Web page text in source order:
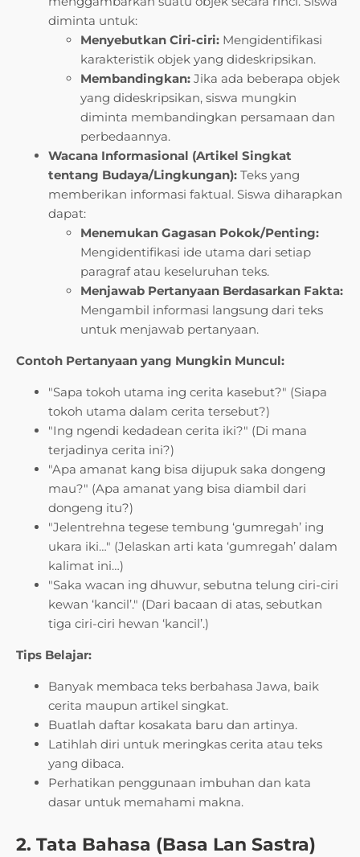
diminta untuk:
Menyebutkan Ciri-ciri: Mengidentifikasi
karakteristik objek yang dideskripsikan.
Membandingkan: Jika ada beberapa objek
yang dideskripsikan, siswa mungkin
diminta membandingkan persamaan dan
perbedaannya.
Wacana Informasional (Artikel Singkat
tentang Budaya/Lingkungan): Teks yang
memberikan informasi faktual. Siswa diharapkan
dapat:
Menemukan Gagasan Pokok/Penting:
Mengidentifikasi ide utama dari setiap
paragraf atau keseluruhan teks.
Menjawab Pertanyaan Berdasarkan Fakta:
Mengambil informasi langsung dari teks
untuk menjawab pertanyaan.
Contoh Pertanyaan yang Mungkin Muncul:
"Sapa tokoh utama ing cerita kasebut?" (Siapa
tokoh utama dalam cerita tersebut?)
"Ing ngendi kedadean cerita iki?" (Di mana
terjadinya cerita ini?)
"Apa amanat kang bisa dijupuk saka dongeng
mau?" (Apa amanat yang bisa diambil dari
dongeng itu?)
"Jelentrehna tegese tembung ‘gumregah’ ing
ukara iki…" (Jelaskan arti kata ‘gumregah’ dalam
kalimat ini…)
"Saka wacan ing dhuwur, sebutna telung ciri-ciri
kewan ‘kancil’." (Dari bacaan di atas, sebutkan
tiga ciri-ciri hewan ‘kancil’.)
Tips Belajar:
Banyak membaca teks berbahasa Jawa, baik
cerita maupun artikel singkat.
Buatlah daftar kosakata baru dan artinya.
Latihlah diri untuk meringkas cerita atau teks
yang dibaca.
Perhatikan penggunaan imbuhan dan kata
dasar untuk memahami makna.
2. Tata Bahasa (Basa Lan Sastra)